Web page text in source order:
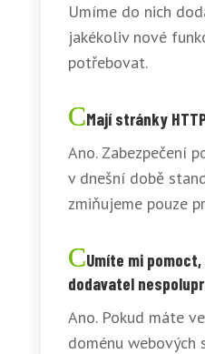
Umíme do nich
jakékoliv nové
potřebovat.
Mají stránky
Ano. Zabezpečení
v dnešní době
zmiňujeme pouze
Umíte mi
dodavatel
Ano. Pokud máte
doménu webových